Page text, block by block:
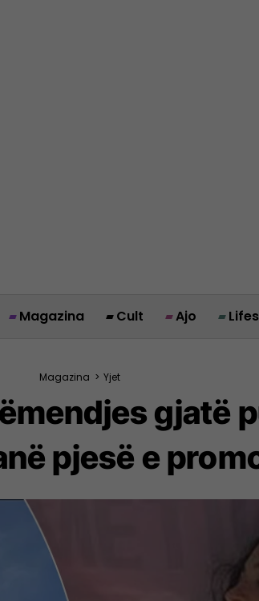
Magazina Cult Ajo
Magazina > Yjet
gjatë
pjesë e